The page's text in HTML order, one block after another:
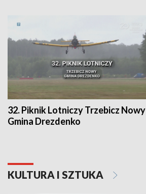
32. Piknik Lotniczy Trzebicz Nowy
Gmina Drezdenko
KULTURA I SZTUKA